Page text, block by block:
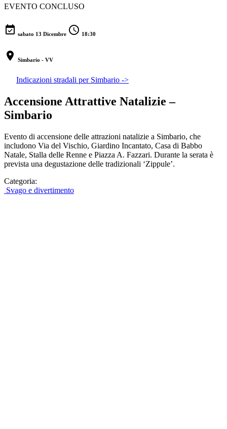
EVENTO CONCLUSO
event_available sabato 13 Dicembre schedule 18:30
location_on Simbario - VV
Indicazioni stradali per Simbario ->
Accensione Attrattive Natalizie –
Simbario
Evento di accensione delle attrazioni natalizie a Simbario, che
includono Via del Vischio, Giardino Incantato, Casa di Babbo
Natale, Stalla delle Renne e Piazza A. Fazzari. Durante la serata è
prevista una degustazione delle tradizionali ‘Zippule’.
Categoria:
Svago e divertimento